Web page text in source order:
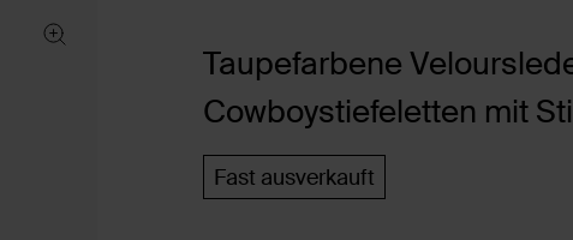
Taupefarbene
Cowboystiefeletten mit
Fast ausverkauft